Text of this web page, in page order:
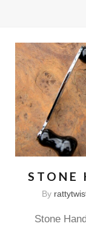
STONE
By
Stone